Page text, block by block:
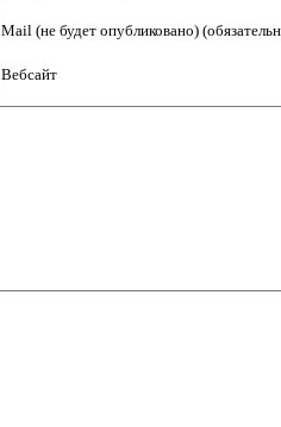
Mail (не будет опубликовано)
Вебсайт